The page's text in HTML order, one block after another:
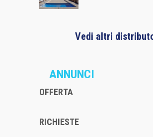
Vedi altri
ANNUNCI
OFFERTA
RICHIESTE